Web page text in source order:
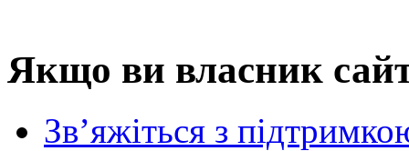
Якщо ви власник
Зв’яжіться з